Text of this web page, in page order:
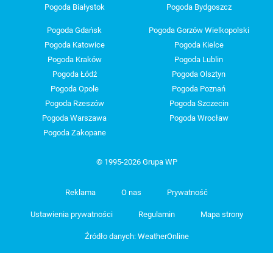
Pogoda Białystok Pogoda Bydgoszcz
Pogoda Gdańsk
Pogoda Gorzów Wielkopolski
Pogoda Katowice
Pogoda Kielce
Pogoda Kraków
Pogoda Lublin
Pogoda Łódź
Pogoda Olsztyn
Pogoda Opole
Pogoda Poznań
Pogoda Rzeszów
Pogoda Szczecin
Pogoda Warszawa
Pogoda Wrocław
Pogoda Zakopane
© 1995-2026 Grupa WP
Reklama O nas Prywatność
Ustawienia prywatności Regulamin Mapa strony
Źródło danych: WeatherOnline